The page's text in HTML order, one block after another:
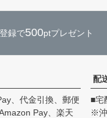
録で500ptプレゼント
、代金引換、郵便
Pay、楽天
配
■宅
※沖